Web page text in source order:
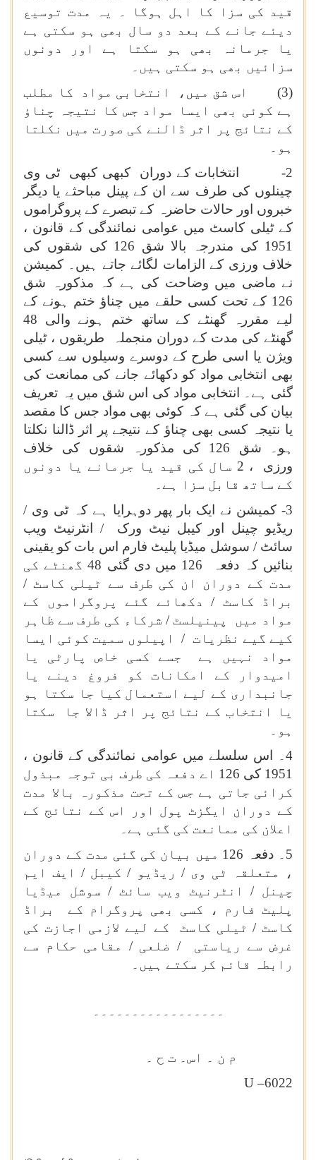
قید کی سزا کا اہل ہوگا ۔ یہ مدت توسیع
دیئے جانے کے بعد دو سال بھی ہو سکتی ہے
یا جرمانہ بھی ہو سکتا ہے اور دونوں
سزائیں بھی ہو سکتی ہیں۔
(3) اس شق میں، انتخابی مواد کا مطلب
ہے کوئی بھی ایسا مواد جس کا نتیجہ چناؤ
کے نتائج پر اثر ڈالنے کی صورت میں نکلتا
ہو۔
2- انتخابات کے دوران کبھی کبھی ٹی وی
چینلوں کی طرف سے ان کے پینل مباحثے یا دیگر
خبروں اور حالات حاضرہ کے تبصرے کے پروگراموں
کے ٹیلی کاسٹ میں عوامی نمائندگی کے قانون ،
1951 کی مندرجہ بالا شق 126 کی شقوں کی
خلاف ورزی کے الزامات لگائے جاتے ہیں۔ کمیشن
نے ماضی میں وضاحت کی ہے کہ مذکورہ شق
126 کے تحت کسی حلقے میں چناؤ ختم ہونے کے
لیے مقررہ گھنٹے کے ساتھ ختم ہونے والی 48
گھنٹے کی مدت کے دوران منجملہ طریقوں ، ٹیلی
ویژن یا اسی طرح کے دوسرے وسیلوں سے کسی
بھی انتخابی مواد کو دکھائے جانے کی ممانعت کی
گئی ہے۔ انتخابی مواد کی اس شق میں یہ تعریف
بیان کی گئی ہے کہ کوئی بھی مواد جس کا مقصد
یا نتیجہ کسی بھی چناؤ کے نتیجے پر اثر ڈالنا نکلتا
ہو۔ شق 126 کی مذکورہ شقوں کی خلاف
ورزی ، 2 سال کی قید یا جرمانے یا دونوں
کے ساتھ قابل سزا ہے۔
3- کمیشن نے ایک بار پھر دوہرایا ہے کہ ٹی وی /
ریڈیو چینل اور کیبل نیٹ ورک / انٹرنیٹ ویب
سائٹ / سوشل میڈیا پلیٹ فارم اس بات کو یقینی
بنائیں کہ دفعہ 126 میں دی گئی 48 گھنٹے کی
مدت کے دوران ان کی طرف سے ٹیلی کاسٹ /
براڈ کاسٹ / دکھائے گئے پروگراموں کے
مواد میں پینیلسٹ / شرکاء کی طرف سے ظاہر
کیے گیے نظریات / اپیلوں سمیت کوئی ایسا
مواد نہیں ہے جسے کسی خاص پارٹی یا
امیدوار کے امکانات کو فروغ دینے یا
جانبداری کے لیے استعمال کیا جا سکتا ہو
یا انتخاب کے نتائج پر اثر ڈالا جا سکتا
ہو۔
4۔ اس سلسلے میں عوامی نمائندگی کے قانون ،
1951 کی 126 اے دفعہ کی طرف بی توجہ مبذول
کرائی جاتی ہے جس کے تحت مذکورہ بالا مدت
کے دوران ایگزٹ پول اور اس کے نتائج کے
اعلان کی ممانعت کی گئی ہے۔
5۔ دفعہ 126 میں بیان کی گئی مدت کے دوران
، متعلقہ ٹی وی / ریڈیو / کیبل / ایف ایم
چینل / انٹرنیٹ ویب سائٹ / سوشل میڈیا
پلیٹ فارم ، کسی بھی پروگرام کے براڈ
کاسٹ / ٹیلی کاسٹ کے لیے لازمی اجازت کی
غرض سے ریاستی / ضلعی / مقامی حکام سے
رابطہ قائم کر سکتے ہیں۔
۔۔۔۔۔۔۔۔۔۔۔۔۔۔۔۔۔
6022
U –